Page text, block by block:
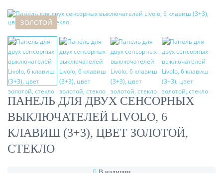
ЗОЛОТОЙ
ПАНЕЛЬ ДЛЯ ДВУХ СЕНСОРНЫХ
ВЫКЛЮЧАТЕЛЕЙ LIVOLO, 6
КЛАВИШ (3+3), ЦВЕТ ЗОЛОТОЙ,
СТЕКЛО